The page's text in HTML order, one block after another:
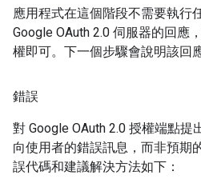
應用程式在這個階段不需要執行
Google OAuth 2.0 伺服器的回應
權即可。下一個步驟會說明該回應
錯誤
對 Google OAuth 2.0 授權端點
向使用者的錯誤訊息，而非預期
誤代碼和建議解決方法如下：